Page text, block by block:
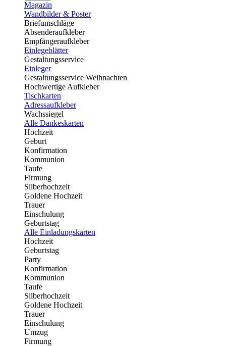
Magazin
Wandbilder & Poster
Briefumschläge
Absenderaufkleber
Empfängeraufkleber
Einlegeblätter
Gestaltungsservice
Einleger
Gestaltungsservice Weihnachten
Hochwertige Aufkleber
Tischkarten
Adressaufkleber
Wachssiegel
Alle Dankeskarten
Hochzeit
Geburt
Konfirmation
Kommunion
Taufe
Firmung
Silberhochzeit
Goldene Hochzeit
Trauer
Einschulung
Geburtstag
Alle Einladungskarten
Hochzeit
Geburtstag
Party
Konfirmation
Kommunion
Taufe
Silberhochzeit
Goldene Hochzeit
Trauer
Einschulung
Umzug
Firmung